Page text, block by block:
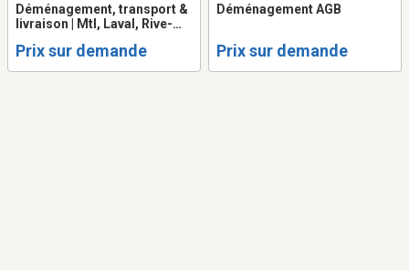
Déménagement, transport &
livraison | Mtl, Laval, Rive-
Prix sur demande
Déménagement AGB
Prix sur demande